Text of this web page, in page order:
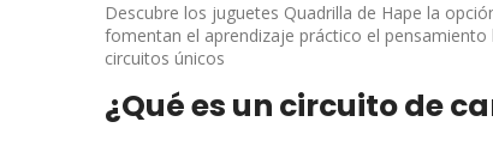
Descubre los juguetes Quadrilla de Hape la
fomentan el aprendizaje práctico el
circuitos únicos
¿Qué es un circuito de